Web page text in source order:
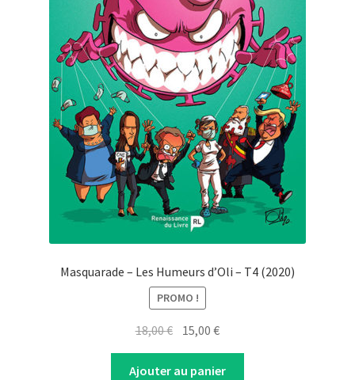
Masquarade – Les Humeurs d’Oli – T4 (2020)
PROMO !
18,00€ Original
price
was:
15,00€Current
price
is:
Ajouter au panier